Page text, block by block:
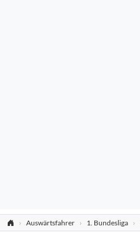
Auswärtsfahrer 1. Bundesliga